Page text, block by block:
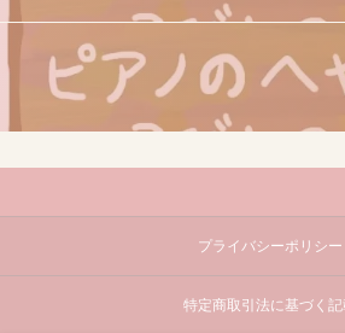
プライバシーポリシー
特定商取引法に基づく